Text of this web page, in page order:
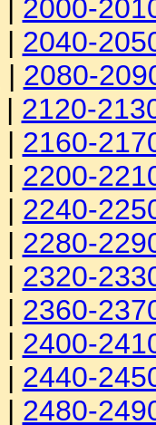
| 2000-
| 2040-
| 2080-
| 2120-
| 2160-
| 2200-
| 2240-
| 2280-
| 2320-
| 2360-
| 2400-
| 2440-
| 2480-